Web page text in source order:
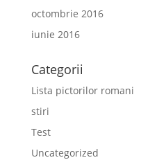
octombrie 2016
iunie 2016
Categorii
Lista pictorilor romani
stiri
Test
Uncategorized